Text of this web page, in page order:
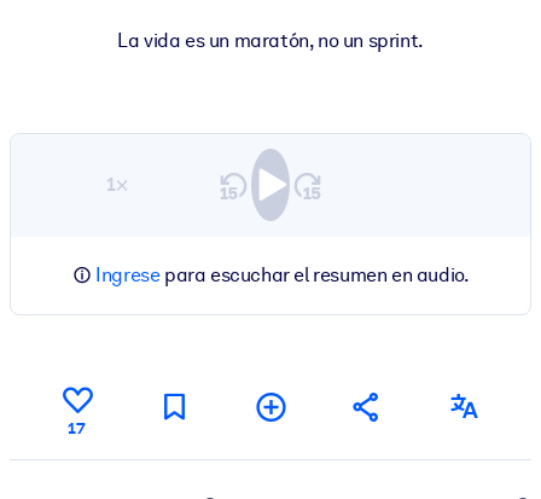
La vida es un maratón, no un sprint.
1×
Ingresepara escuchar el resumen en audio.
17